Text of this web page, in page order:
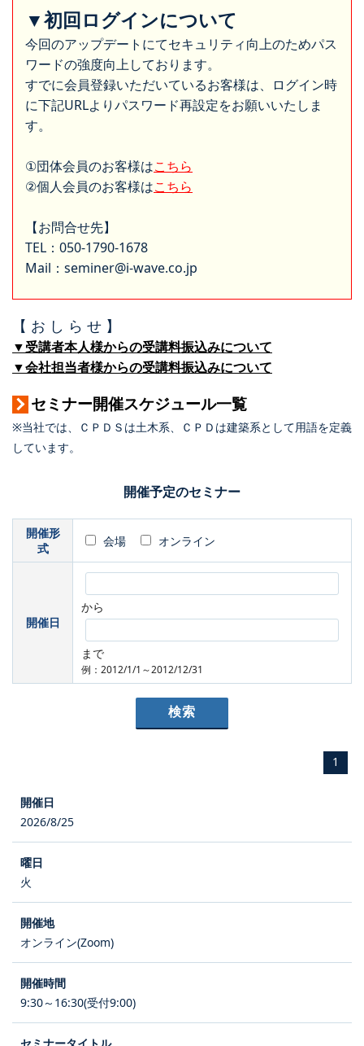
▼初回ログインについて
今回のアップデートにてセキュリティ向上のためパス
ワードの強度向上しております。
すでに会員登録いただいているお客様は、ログイン時
に下記URLよりパスワード再設定をお願いいたしま
す。
①団体会員のお客様はこちら
②個人会員のお客様はこちら
【お問合せ先】
TEL：050-1790-1678
Mail：seminer@i-wave.co.jp
【 お し ら せ 】
▼受講者本人様からの受講料振込みについて
▼会社担当者様からの受講料振込みについて
セミナー開催スケジュール一覧
※当社では、ＣＰＤＳは土木系、ＣＰＤは建築系として用語を定義
しています。
開催予定のセミナー
開催形
式
会場 オンライン
開催日
から
まで
例：2012/1/1～2012/12/31
1
2026/8/25
火
オンライン(Zoom)
9:30～16:30(受付9:00)